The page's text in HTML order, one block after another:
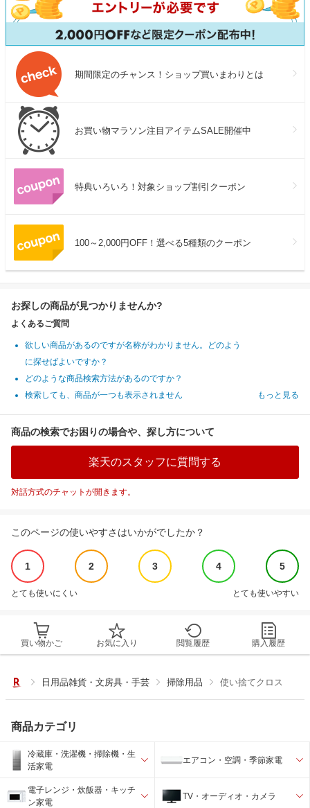
期間限定のチャンス！ショップ買いまわりとは
お買い物マラソン注目アイテムSALE開催中
特典いろいろ！対象ショップ割引クーポン
100～2,000円OFF！選べる5種類のクーポン
お探しの商品が見つかりませんか?
よくあるご質問
欲しい商品があるのですが名称がわかりません。どのよう
に探せばよいですか？
どのような商品検索方法があるのですか？
検索しても、商品が一つも表示されません
もっと見る
商品の検索でお困りの場合や、探し方について
楽天のスタッフに質問する
対話方式のチャットが開きます。
このページの使いやすさはいかがでしたか？
1 2 3 4 5
とても使いにくい とても使いやすい
買い物かご お気に入り 閲覧履歴 購入履歴
日用品雑貨・文房具・手芸 掃除用品 使い捨てクロス
商品カテゴリ
冷蔵庫・洗濯機・掃除機・生
活家電
エアコン・空調・季節家電
電子レンジ・炊飯器・キッチ
ン家電
TV・オーディオ・カメラ